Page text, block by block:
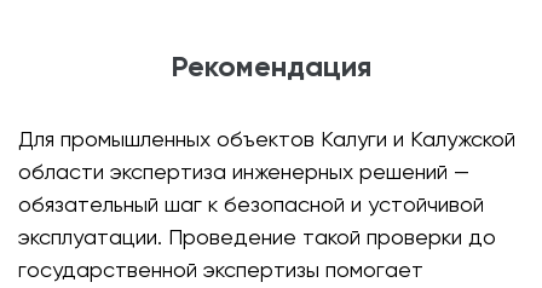
Рекомендация
Для промышленных объектов Калуги и Калужской
области экспертиза инженерных решений —
обязательный шаг к безопасной и устойчивой
эксплуатации. Проведение такой проверки до
государственной экспертизы помогает